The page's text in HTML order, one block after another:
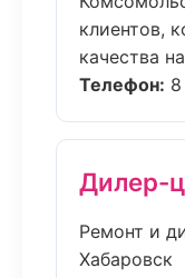
клиентов,
качества
Телефон:
Дилер-
Ремонт и
Хабаровск